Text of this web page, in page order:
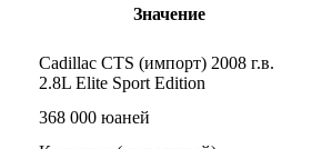
Значение
Cadillac CTS (импорт) 2008 г.в.
2.8L Elite Sport Edition
368 000 юаней